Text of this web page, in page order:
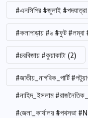
#এনসিপির #জুলাই #পদযাত্রা
#কলাপাড়ায় #৬ #ফুট #লম্বা
#চরবিজায় #কুয়াকাটা (2)
#জাতীয়_নাগরিক_পার্টি
#নাহিদ_ইসলাম
#জেলা_কার্যালয় #পথসভা